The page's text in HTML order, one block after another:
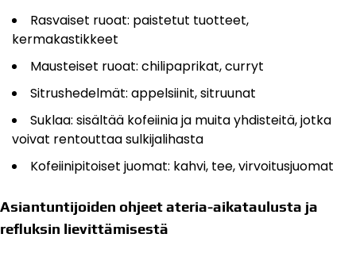
Rasvaiset ruoat: paistetut tuotteet,
kermakastikkeet
Mausteiset ruoat: chilipaprikat, curryt
Sitrushedelmät: appelsiinit, sitruunat
Suklaa: sisältää kofeiinia ja muita yhdisteitä, jotka
voivat rentouttaa sulkijalihasta
Kofeiinipitoiset juomat: kahvi, tee, virvoitusjuomat
Asiantuntijoiden ohjeet ateria-aikataulusta ja
refluksin lievittämisestä